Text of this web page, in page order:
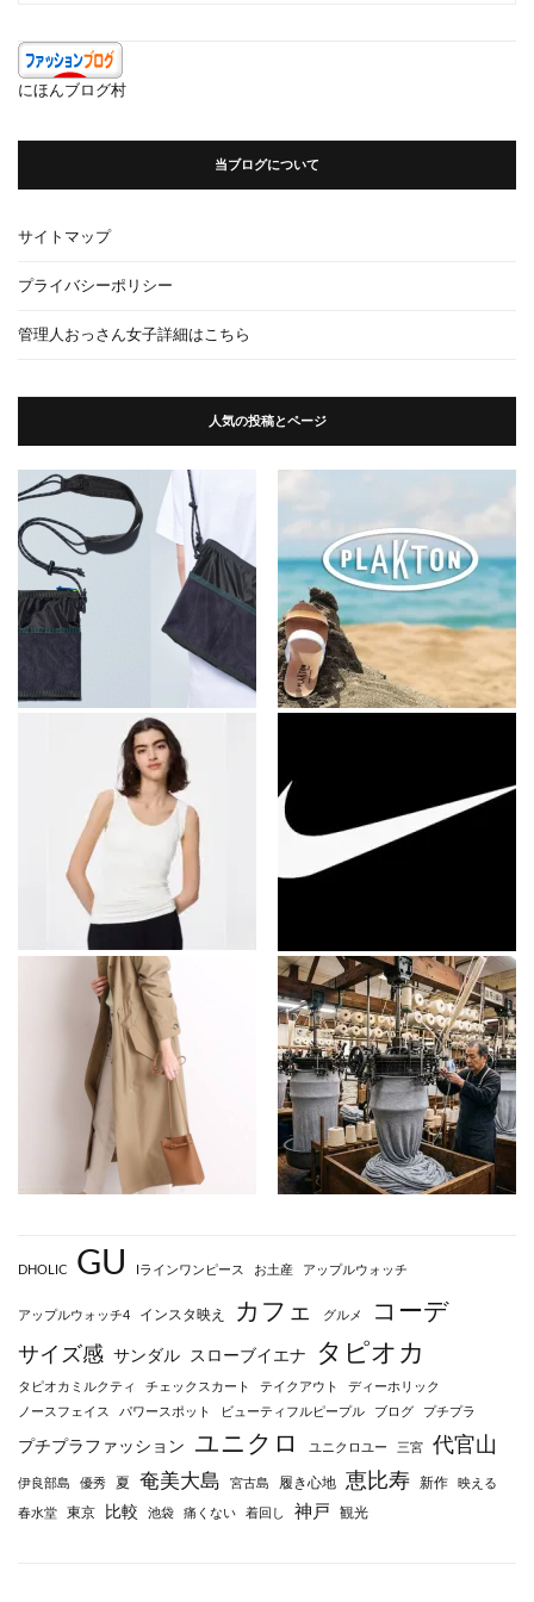
イ
ブ
にほんブログ村
当ブログについて
サイトマップ
プライバシーポリシー
管理人おっさん女子詳細はこちら
人気の投稿とページ
DHOLIC GU Iラインワンピース お土産 アップルウォッチ
アップルウォッチ4 インスタ映え カフェ グルメ コーデ
サイズ感 サンダル スローブイエナ タピオカ
タピオカミルクティ チェックスカート テイクアウト
ディーホリック
ノースフェイス
パワースポット ビューティフルピープル ブログ プチプラ
プチプラファッション ユニクロ ユニクロユー 三宮 代官山
伊良部島 優秀 夏 奄美大島 宮古島 履き心地 恵比寿 新作 映える
春水堂 東京 比較 池袋 痛くない 着回し 神戸 観光